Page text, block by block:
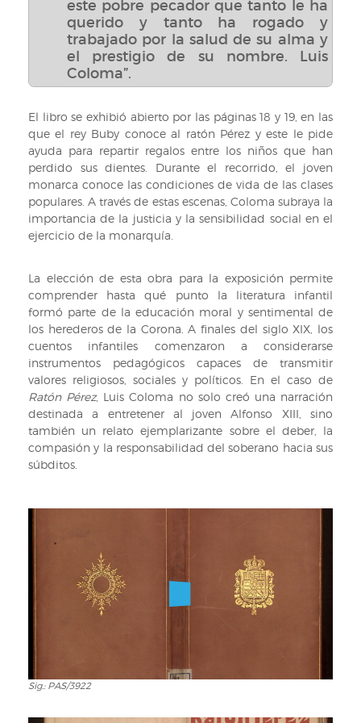
este pobre pecador que tanto le ha
querido y tanto ha rogado y
trabajado por la salud de su alma y
el prestigio de su nombre. Luis
Coloma”.
El libro se exhibió abierto por las páginas 18 y 19, en las
que el rey Buby conoce al ratón Pérez y este le pide
ayuda para repartir regalos entre los niños que han
perdido sus dientes. Durante el recorrido, el joven
monarca conoce las condiciones de vida de las clases
populares. A través de estas escenas, Coloma subraya la
importancia de la justicia y la sensibilidad social en el
ejercicio de la monarquía.
La elección de esta obra para la exposición permite
comprender hasta qué punto la literatura infantil
formó parte de la educación moral y sentimental de
los herederos de la Corona. A finales del siglo XIX, los
cuentos infantiles comenzaron a considerarse
instrumentos pedagógicos capaces de transmitir
valores religiosos, sociales y políticos. En el caso de
Ratón Pérez, Luis Coloma no solo creó una narración
destinada a entretener al joven Alfonso XIII, sino
también un relato ejemplarizante sobre el deber, la
compasión y la responsabilidad del soberano hacia sus
súbditos.
Sig.:
Sig.: PAS/3922